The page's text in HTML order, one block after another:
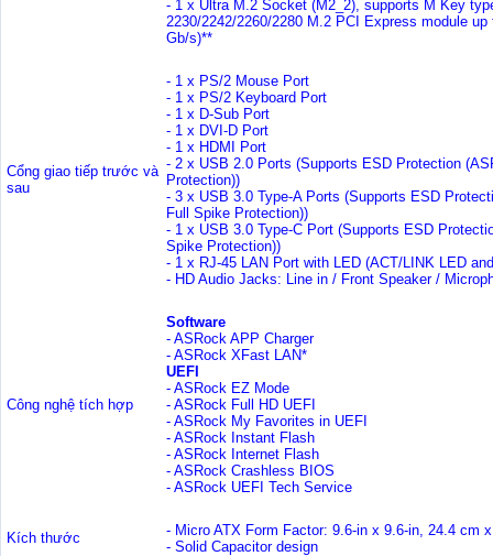
- 1 x Ultra M.2 Socket (M2_2), supports M Key
2230/2242/2260/2280 M.2 PCI Express module up
Gb/s)**
Cổng giao tiếp trước và
sau
- 1 x PS/2 Mouse Port
- 1 x PS/2 Keyboard Port
- 1 x D-Sub Port
- 1 x DVI-D Port
- 1 x HDMI Port
- 2 x USB 2.0 Ports (Supports ESD Protection
Protection))
- 3 x USB 3.0 Type-A Ports (Supports ESD
Full Spike Protection))
- 1 x USB 3.0 Type-C Port (Supports ESD
Spike Protection))
- 1 x RJ-45 LAN Port with LED (ACT/LINK LED
- HD Audio Jacks: Line in / Front Speaker /
Công nghệ tích hợp
Software
- ASRock APP Charger
- ASRock XFast LAN*
UEFI
- ASRock EZ Mode
- ASRock Full HD UEFI
- ASRock My Favorites in UEFI
- ASRock Instant Flash
- ASRock Internet Flash
- ASRock Crashless BIOS
- ASRock UEFI Tech Service
Kích thước
- Micro ATX Form Factor: 9.6-in x 9.6-in, 24.4 cm
- Solid Capacitor design